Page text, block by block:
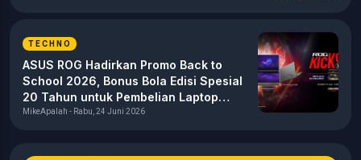
TECHNO
ASUS ROG Hadirkan Promo Back to
School 2026, Bonus Bola Edisi Spesial
20 Tahun untuk Pembelian Laptop
Gaming
MikeApalah - Rabu, 24 Juni 2026